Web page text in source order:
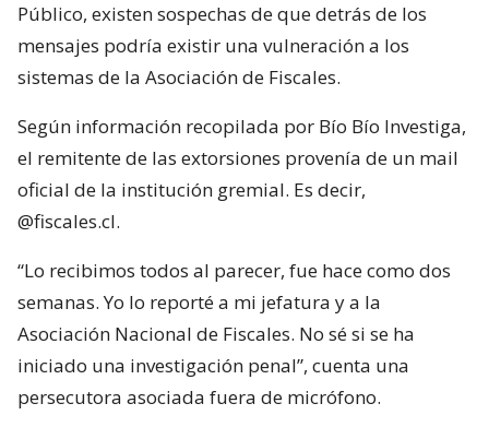
Público, existen sospechas de que detrás de los
mensajes podría existir una vulneración a los
sistemas de la Asociación de Fiscales.
Según información recopilada por Bío Bío Investiga,
el remitente de las extorsiones provenía de un mail
oficial de la institución gremial. Es decir,
@fiscales.cl.
“Lo recibimos todos al parecer, fue hace como dos
semanas. Yo lo reporté a mi jefatura y a la
Asociación Nacional de Fiscales. No sé si se ha
iniciado una investigación penal”, cuenta una
persecutora asociada fuera de micrófono.